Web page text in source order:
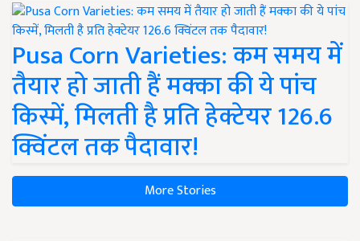
Pusa Corn Varieties: कम समय में
तैयार हो जाती हैं मक्का की ये पांच
किस्में, मिलती है प्रति हेक्टेयर 126.6
क्विंटल तक पैदावार!
More Stories